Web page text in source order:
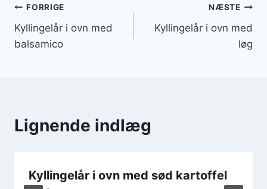
Indlægsnavigation
FORRIGE
Kyllingelår i ovn med
balsamico
NÆSTE
Kyllingelår i ovn med
løg
Lignende indlæg
Kyllingelår i ovn med sød kartoffel